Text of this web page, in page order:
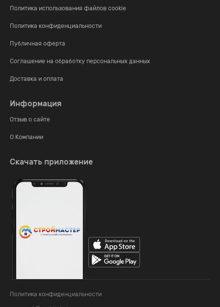
Политика использования файлов cookie
Политика конфиденциальности
Публичная оферта
Соглашение на обработку персональных данных
Доставка и оплата
Информация
Отзыв о сайте
О Компании
Скачать приложение
Политика конфиденциальности